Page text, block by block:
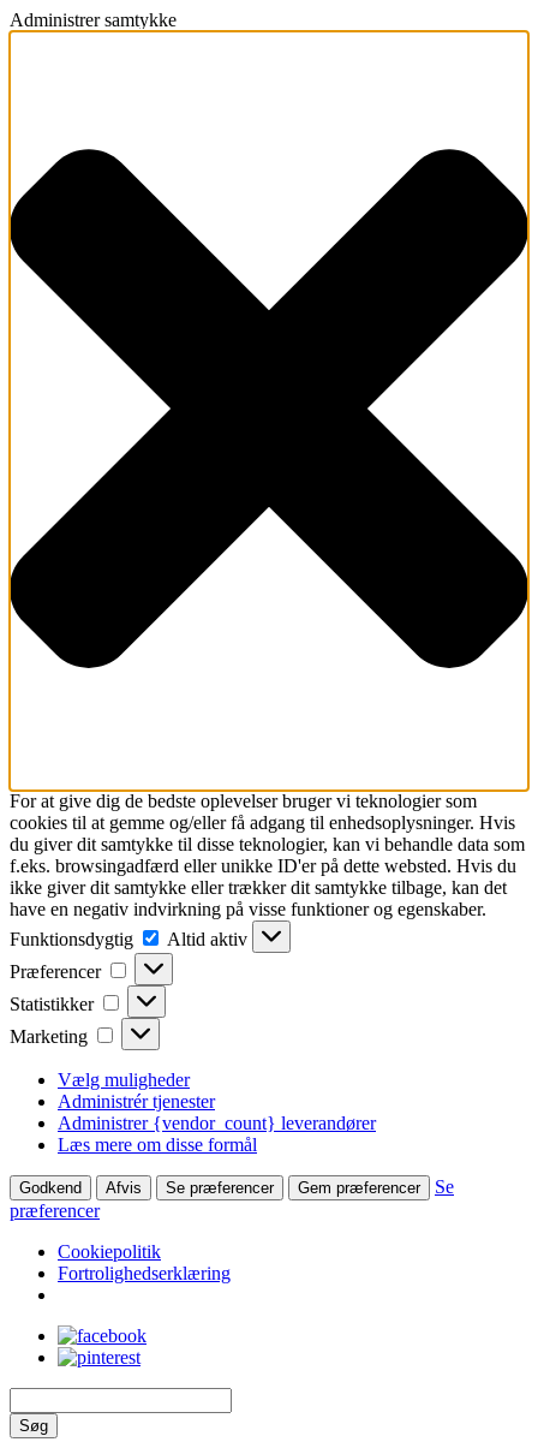
Administrer samtykke
For at give dig de bedste oplevelser bruger vi teknologier som
cookies til at gemme og/eller få adgang til enhedsoplysninger. Hvis
du giver dit samtykke til disse teknologier, kan vi behandle data som
f.eks. browsingadfærd eller unikke ID'er på dette websted. Hvis du
ikke giver dit samtykke eller trækker dit samtykke tilbage, kan det
have en negativ indvirkning på visse funktioner og egenskaber.
Funktionsdygtig
Funktionsdygtig
Altid aktiv
Præferencer
Præferencer
Statistikker Statistikker
Marketing Marketing
Vælg muligheder
Administrér tjenester
Administrer {vendor_count} leverandører
Læs mere om disse formål
Godkend Afvis Se præferencer Gem præferencer
Se
præferencer
Cookiepolitik
Fortrolighedserklæring
Søg